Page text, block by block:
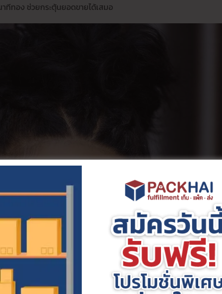
าทีทอง ช่วยกระตุ้นยอดขายได้เสมอ